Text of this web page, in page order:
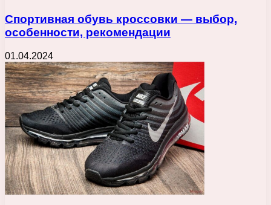
Спортивная обувь кроссовки — выбор,
особенности, рекомендации
01.04.2024